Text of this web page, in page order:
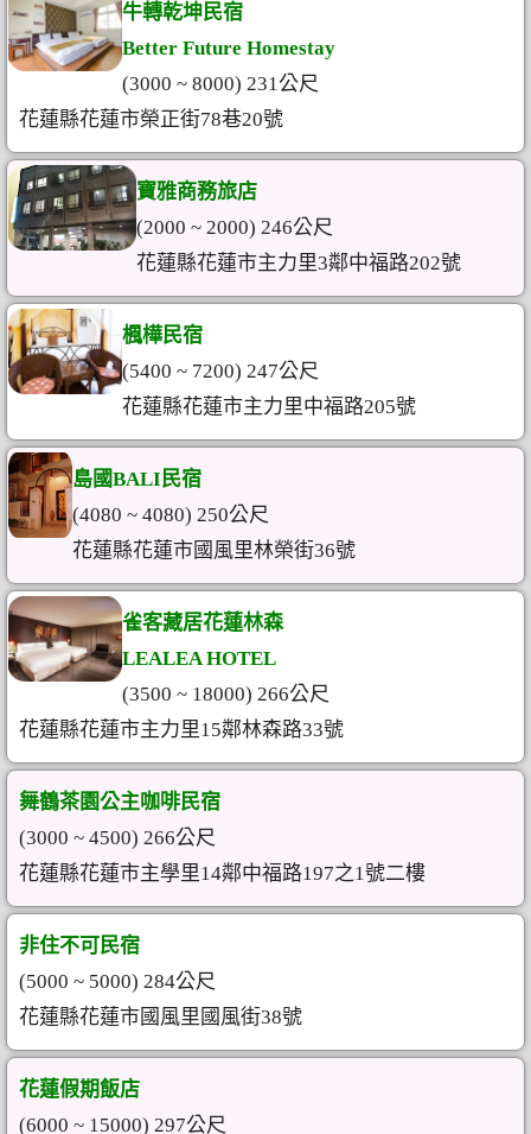
牛轉乾坤民宿
Better Future Homestay
(3000 ~ 8000) 231公尺
花蓮縣花蓮市榮正街78巷20號
寶雅商務旅店
(2000 ~ 2000) 246公尺
花蓮縣花蓮市主力里3鄰中福路202號
楓樺民宿
(5400 ~ 7200) 247公尺
花蓮縣花蓮市主力里中福路205號
島國BALI民宿
(4080 ~ 4080) 250公尺
花蓮縣花蓮市國風里林榮街36號
雀客藏居花蓮林森
LEALEA HOTEL
(3500 ~ 18000) 266公尺
花蓮縣花蓮市主力里15鄰林森路33號
舞鶴茶園公主咖啡民宿
(3000 ~ 4500) 266公尺
花蓮縣花蓮市主學里14鄰中福路197之1號二樓
非住不可民宿
(5000 ~ 5000) 284公尺
花蓮縣花蓮市國風里國風街38號
花蓮假期飯店
(6000 ~ 15000) 297公尺